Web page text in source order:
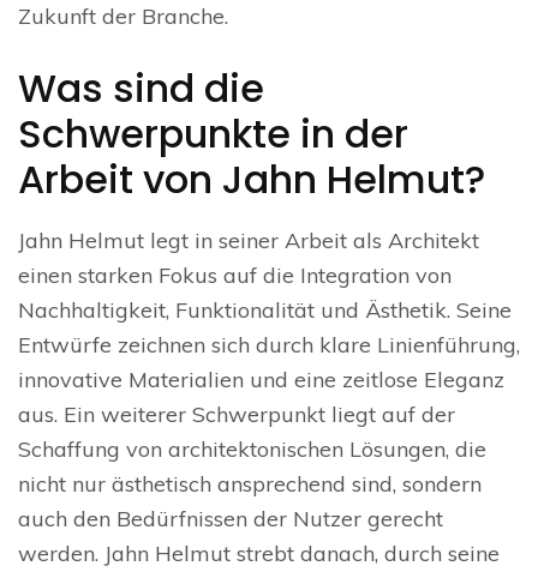
Zukunft der Branche.
Was sind die
Schwerpunkte in der
Arbeit von Jahn Helmut?
Jahn Helmut legt in seiner Arbeit als Architekt
einen starken Fokus auf die Integration von
Nachhaltigkeit, Funktionalität und Ästhetik. Seine
Entwürfe zeichnen sich durch klare Linienführung,
innovative Materialien und eine zeitlose Eleganz
aus. Ein weiterer Schwerpunkt liegt auf der
Schaffung von architektonischen Lösungen, die
nicht nur ästhetisch ansprechend sind, sondern
auch den Bedürfnissen der Nutzer gerecht
werden. Jahn Helmut strebt danach, durch seine